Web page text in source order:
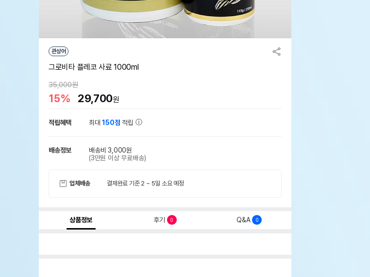
관상어
그로비타 플레코 사료 1000ml
35,000원
15% 29,700원
적립혜택 최대150점 적립
배송정보
배송비 3,000원
(3만원 이상 무료배송)
업체배송 결제완료 기준 2 ~ 5일 소요 예정
상품정보 후기 0 Q&A 0